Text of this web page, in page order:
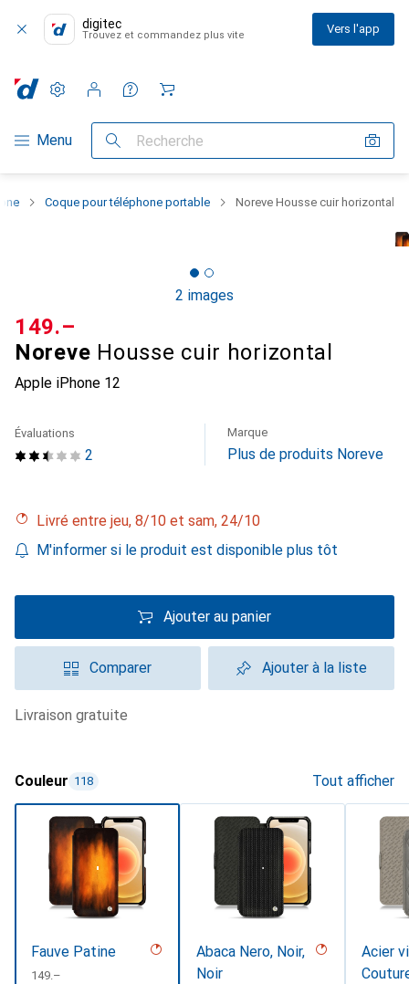
digitec
Trouvez et commandez plus vite Vers l'app
Navigation par catégorie
Menu Recherche
Paramètres
Compte client
Listes de comparaison
Listes d'envies
Panier
Coque pour téléphone portable Noreve Housse cuir horizontal
2 images
Noreve Housse cuir horizontal
Apple iPhone 12
CHF
149.–
2
Évaluations Marque
Plus de produits Noreve
Livré entre jeu, 8/10 et sam, 24/10
M'informer si le produit est disponible plus tôt
Ajouter au panier
Comparer Ajouter à la liste
livraison gratuite
Couleur 118 Tout afficher
Fauve Patine
CHF
149.–
Abaca Nero, Noir,
Noir
Acier